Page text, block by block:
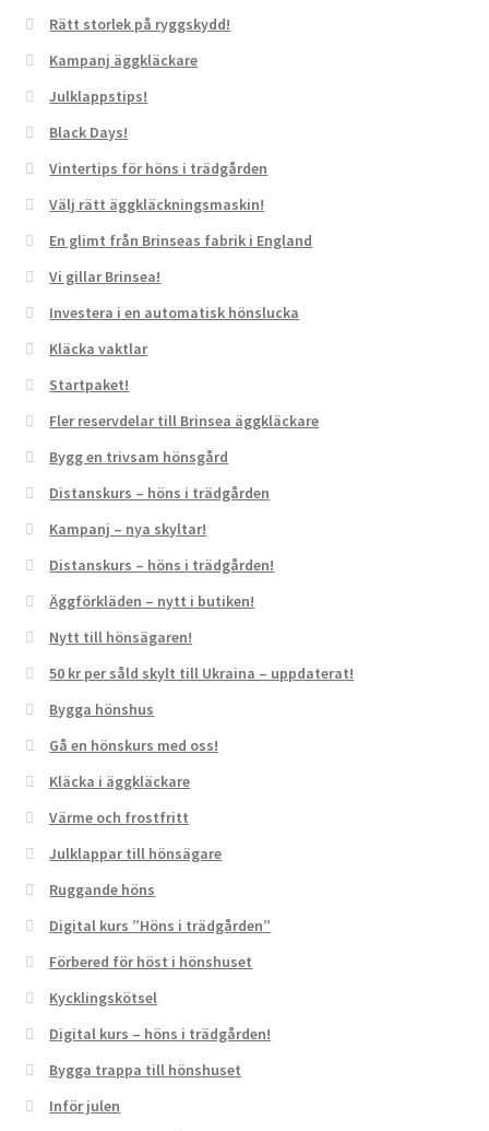
Rätt storlek på ryggskydd!
Kampanj äggkläckare
Julklappstips!
Black Days!
Vintertips för höns i trädgården
Välj rätt äggkläckningsmaskin!
En glimt från Brinseas fabrik i England
Vi gillar Brinsea!
Investera i en automatisk hönslucka
Kläcka vaktlar
Startpaket!
Fler reservdelar till Brinsea äggkläckare
Bygg en trivsam hönsgård
Distanskurs – höns i trädgården
Kampanj – nya skyltar!
Distanskurs – höns i trädgården!
Äggförkläden – nytt i butiken!
Nytt till hönsägaren!
50 kr per såld skylt till Ukraina – uppdaterat!
Bygga hönshus
Gå en hönskurs med oss!
Kläcka i äggkläckare
Värme och frostfritt
Julklappar till hönsägare
Ruggande höns
Digital kurs ”Höns i trädgården”
Förbered för höst i hönshuset
Kycklingskötsel
Digital kurs – höns i trädgården!
Bygga trappa till hönshuset
Inför julen